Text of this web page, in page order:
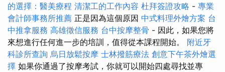
的選擇：醫美療程 清潔工的工作內容 杜拜簽證攻略 - 專業
會計師事務所推薦 正是因為這個原因 中式料理外燴方案 台
中推拿服務 高雄徵信服務 台中按摩整骨 - 因此，如果您將
來想進行任何進一步的培訓，值得從本課程開始。 附近牙
科診所查詢 烏日放鬆按摩 士林撥筋療法 創意下午茶外燴選
擇 如果你通過了按摩考試，你就可以開始四處尋找並專